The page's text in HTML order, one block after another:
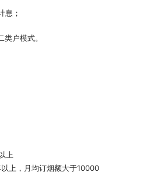
息；
户模式。
上
以上，月均订烟额大于10000